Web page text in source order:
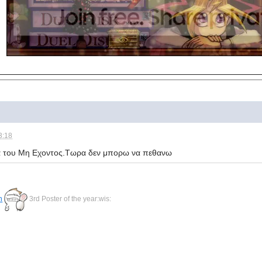
του Μη Εχοντος.Τωρα δεν μπορω να πεθανω
3rd Poster of the year:wis: